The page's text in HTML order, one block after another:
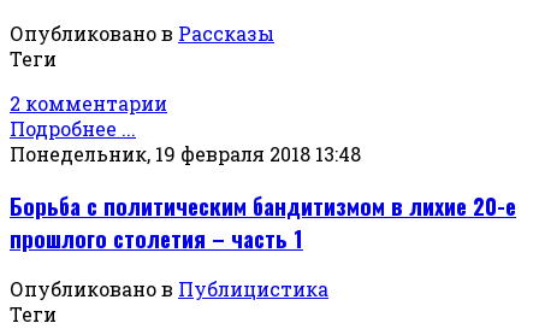
Опубликовано в Рассказы
Теги
2 комментарии
Подробнее ...
Понедельник, 19 февраля 2018 13:48
Борьба с политическим бандитизмом в лихие 20-е
прошлого столетия – часть 1
Опубликовано в Публицистика
Теги